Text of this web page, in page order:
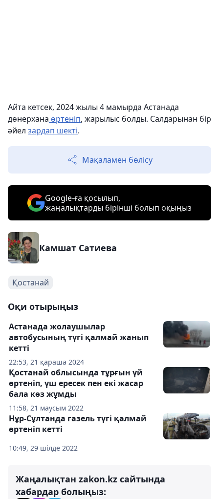
Айта кетсек, 2024 жылы 4 мамырда Астанада
дөнерхана өртеніп, жарылыс болды. Салдарынан бір
әйел зардап шекті.
Мақаламен бөлісу
Google-ға қосылып,
жаңалықтарды бірінші болып оқыңыз
Камшат Сатиева
Қостанай
Оқи отырыңыз
22:53, 21 қараша 2024
Астанада жолаушылар
автобусының түгі қалмай жанып
кетті
11:58, 21 маусым 2022
Қостанай облысында тұрғын үй
өртеніп, үш ересек пен екі жасар
бала көз жұмды
10:49, 29 шілде 2022
Нұр-Сұлтанда газель түгі қалмай
өртеніп кетті
Жаңалықтан zakon.kz сайтында
хабардар болыңыз: